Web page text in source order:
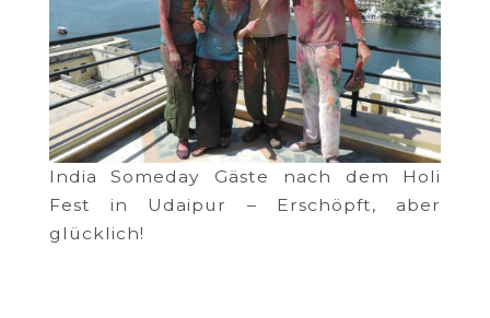
India Someday Gäste nach dem Holi
Fest in Udaipur – Erschöpft, aber
glücklich!